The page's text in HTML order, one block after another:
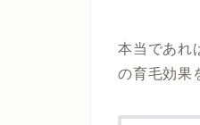
本当であれ
の育毛効果